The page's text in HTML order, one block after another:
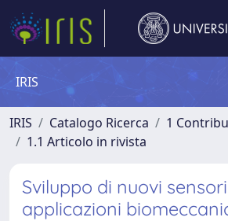
IRIS
IRIS Catalogo Ricerca
1
1.1 Articolo in rivista
Sviluppo di nuovi
applicazioni